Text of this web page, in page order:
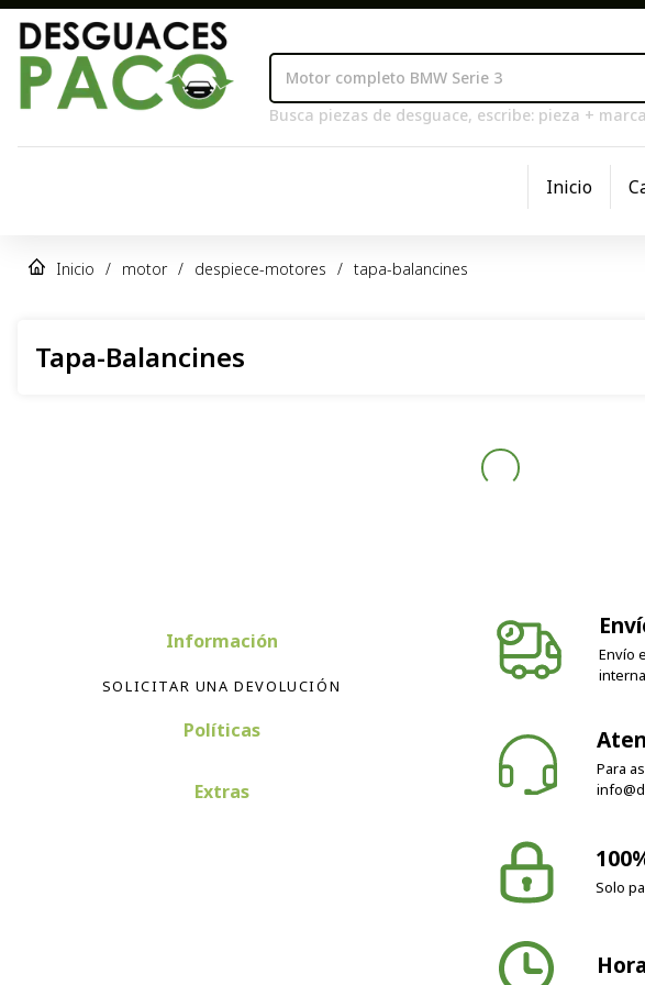
Busca piezas de desguace, escribe: pieza +
Inicio
Inicio / motor / despiece-motores / tapa-balancines
Tapa-Balancines
Información
SOLICITAR UNA DEVOLUCIÓN
Políticas
Extras
Envío
Para
Solo